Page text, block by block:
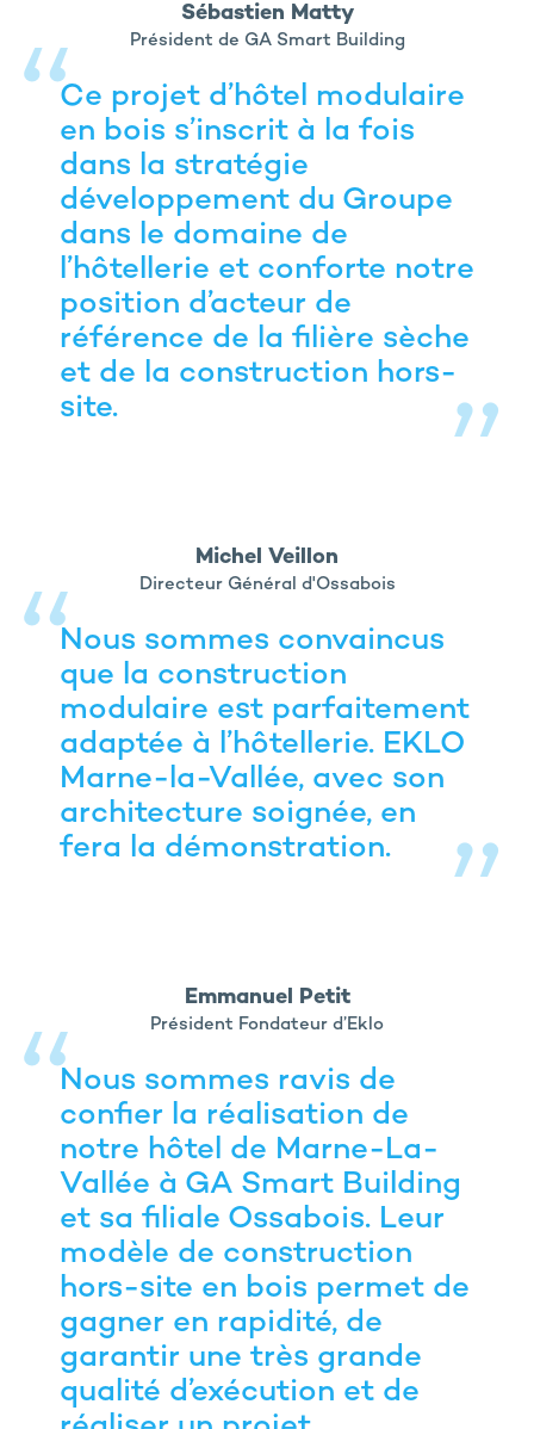
Sébastien Matty
Président de GA Smart Building
Ce projet d’hôtel modulaire
en bois s’inscrit à la fois
dans la stratégie
développement du Groupe
dans le domaine de
l’hôtellerie et conforte notre
position d’acteur de
référence de la filière sèche
et de la construction hors-
site.
Michel Veillon
Directeur Général d'Ossabois
Nous sommes convaincus
que la construction
modulaire est parfaitement
adaptée à l’hôtellerie. EKLO
Marne-la-Vallée, avec son
architecture soignée, en
fera la démonstration.
Emmanuel Petit
Président Fondateur d’Eklo
Nous sommes ravis de
confier la réalisation de
notre hôtel de Marne-La-
Vallée à GA Smart Building
et sa filiale Ossabois. Leur
modèle de construction
hors-site en bois permet de
gagner en rapidité, de
garantir une très grande
qualité d’exécution et de